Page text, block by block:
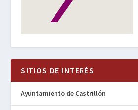
SITIOS DE INTERÉS
Ayuntamiento de Castrillón